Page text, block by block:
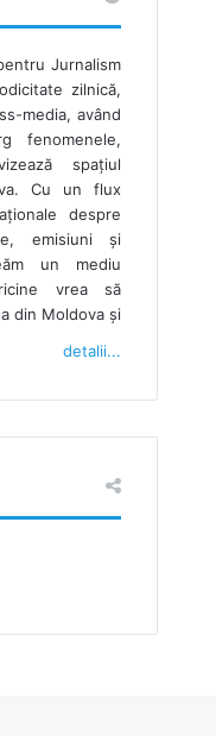
Jurnalism
zilnică,
media, având
fenomenele,
spațiul
Cu un flux
despre
emisiuni și
un mediu
vrea să
din Moldova şi
detalii...